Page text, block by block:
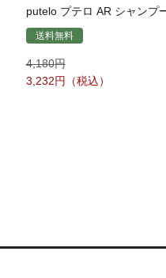
putelo プテロ AR シャンプ
送料無料
4,180
3,232